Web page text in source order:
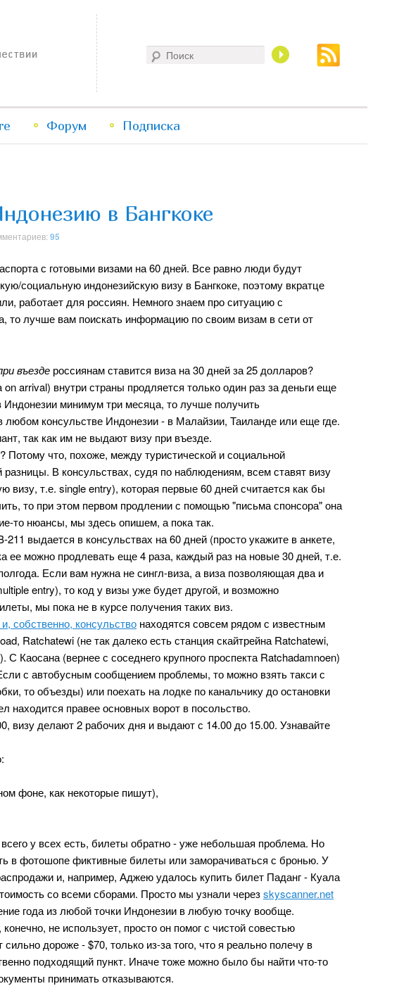
Форум Подписка
в Бангкоке
95
с готовыми визами на 60 дней. Все равно люди будут
социальную индонезийскую визу в Бангкоке, поэтому вкратце
работает для россиян. Немного знаем про ситуацию с
то лучше вам поискать информацию по своим визам в сети от
въезде россиянам ставится виза на 30 дней за 25 долларов?
arrival) внутри страны продляется только один раз за деньги еще
минимум три месяца, то лучше получить
любом консульстве Индонезии - в Малайзии, Таиланде или еще где.
так как им не выдают визу при въезде.
Потому что, похоже, между туристической и социальной
В консульствах, судя по наблюдениям, всем ставят визу
визу, т.е. single entry), которая первые 60 дней считается как бы
то при этом первом продлении с помощью "письма спонсора" она
то нюансы, мы здесь опишем, а пока так.
211 выдается в консульствах на 60 дней (просто укажите в анкете,
ее можно продлевать еще 4 раза, каждый раз на новые 30 дней, т.е.
Если вам нужна не сингл-виза, а виза позволяющая два и
entry), то код у визы уже будет другой, и возможно
мы пока не в курсе получения таких виз.
собственно, консульство находятся совсем рядом с известным
Ratchatewi (не так далеко есть станция скайтрейна Ratchatewi,
). С Каосана (вернее с соседнего крупного проспекта Ratchadamnoen)
с автобусным сообщением проблемы, то можно взять такси с
то объезды) или поехать на лодке по канальчику до остановки
находится правее основных ворот в посольство.
визу делают 2 рабочих дня и выдают с 14.00 до 15.00. Узнавайте
фоне, как некоторые пишут),
у всех есть, билеты обратно - уже небольшая проблема. Но
в фотошопе фиктивные билеты или заморачиваться с бронью. У
и, например, Аджею удалось купить билет Паданг - Куала
со всеми сборами. Просто мы узнали черезskyscanner.net
года из любой точки Индонезии в любую точку вообще.
не использует, просто он помог с чистой совестью
дороже - $70, только из-за того, что я реально полечу в
подходящий пункт. Иначе тоже можно было бы найти что-то
принимать отказываются.